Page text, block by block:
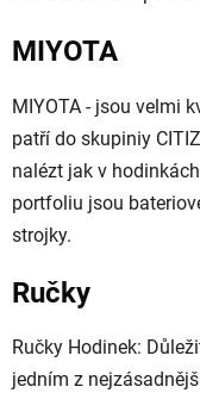
MIYOTA
MIYOTA - jsou velmi
patří do skupiniy
nalézt jak v
portfoliu jsou
strojky.
Ručky
Ručky Hodinek:
jedním z